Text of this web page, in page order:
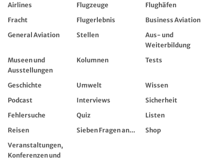
Airlines Flugzeuge
Flughäfen
Fracht
Flugerlebnis
Business Aviation
General Aviation
Stellen
Aus- und
Weiterbildung
Museen und
Ausstellungen
Kolumnen Tests
Geschichte Umwelt
Wissen
Podcast
Interviews
Sicherheit
Fehlersuche
Quiz
Listen
Reisen
Sieben Fragen an...
Shop
Veranstaltungen,
Konferenzen und